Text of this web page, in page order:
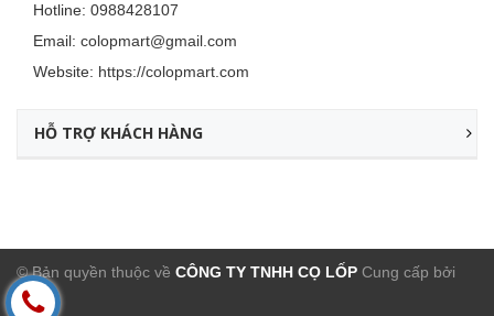
Hotline: 0988428107
Email: colopmart@gmail.com
Website: https://colopmart.com
HỖ TRỢ KHÁCH HÀNG
© Bản quyền thuộc về CÔNG TY TNHH CỌ LỐP Cung cấp bởi